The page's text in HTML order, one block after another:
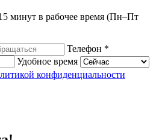
минут в рабочее время (Пн–Пт
Телефон *
Удобное время
конфиденциальности